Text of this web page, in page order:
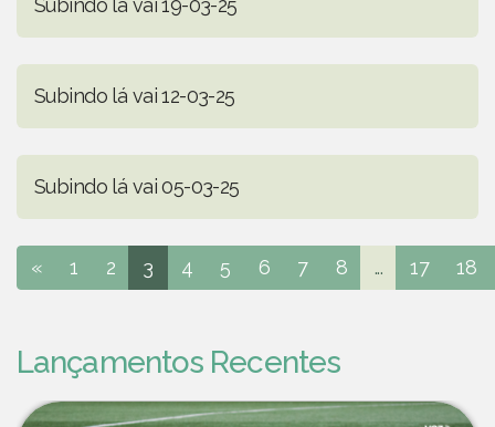
Subindo lá vai 19-03-25
Subindo lá vai 12-03-25
Subindo lá vai 05-03-25
« 1 2 3 4 5 6 7 8 ... 17 18
Lançamentos Recentes